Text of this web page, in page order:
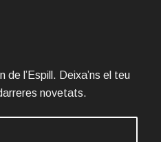
de l’Espill. Deixa’ns el teu
novetats.